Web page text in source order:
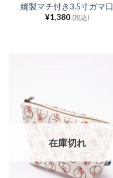
縫製マチ付き3.5寸ガマ口
¥1,380 (税込)
在庫切れ